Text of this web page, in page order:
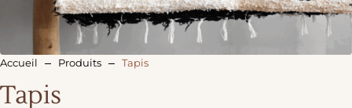
Accueil Produits Tapis
Tapis